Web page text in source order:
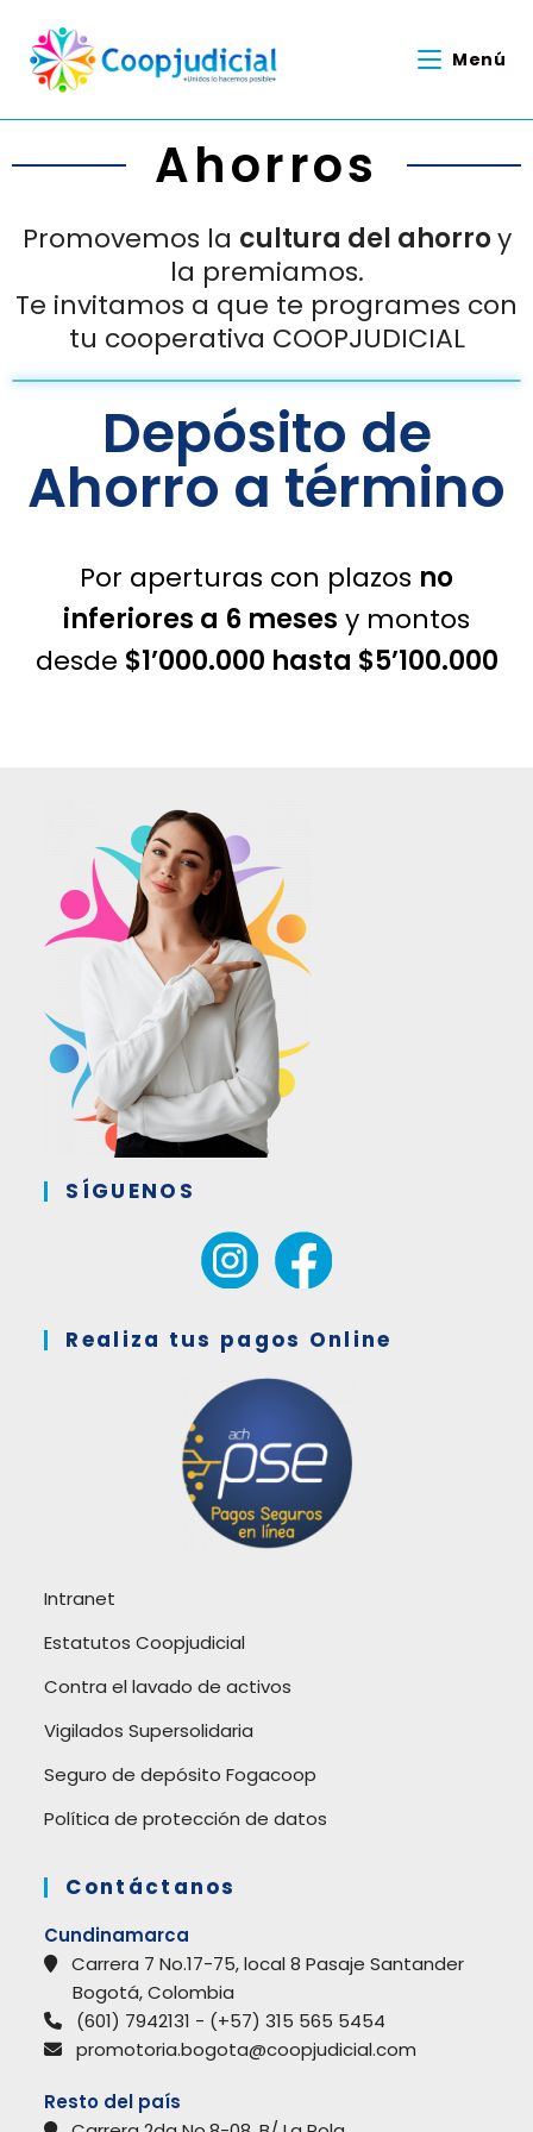
Menú
Ahorros
Promovemos la cultura del ahorroy
la premiamos.
Te invitamos a que te programes con
tu cooperativa COOPJUDICIAL
Depósito de
Ahorro a término
Por aperturas con plazos no
inferiores a 6 meses y montos
desde $1’000.000 hasta $5’100.000
SÍGUENOS
Realiza tus pagos Online
Intranet
Estatutos Coopjudicial
Contra el lavado de activos
Vigilados Supersolidaria
Seguro de depósito Fogacoop
Política de protección de datos
Contáctanos
Cundinamarca
Carrera 7 No.17-75, local 8 Pasaje Santander
Bogotá, Colombia
(601) 7942131 - (+57) 315 565 5454
promotoria.bogota@coopjudicial.com
Resto del país